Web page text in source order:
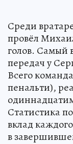
Среди
провёл
голов. Самый
передач у
Всего
пенальти),
Статистика
вклад
в